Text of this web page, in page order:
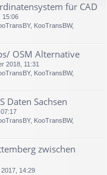
für CAD
15:06
KooTransBW,
OSM Alternative
2018, 11:31
KooTransBW,
Daten Sachsen
KooTransBW,
zwischen
14:29